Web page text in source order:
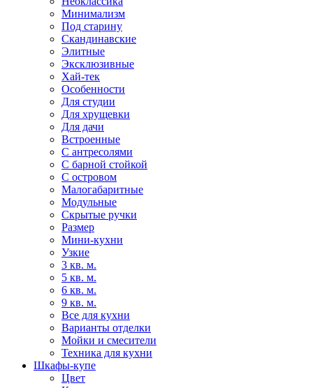
Минимализм
Под старину
Скандинавские
Элитные
Эксклюзивные
Хай-тек
Особенности
Для студии
Для хрущевки
Для дачи
Встроенные
С антресолями
С барной стойкой
С островом
Малогабаритные
Модульные
Скрытые ручки
Размер
Мини-кухни
Узкие
3 кв. м.
5 кв. м.
6 кв. м.
9 кв. м.
Все для кухни
Варианты отделки
Мойки и смесители
Техника для кухни
Шкафы-купе
Цвет